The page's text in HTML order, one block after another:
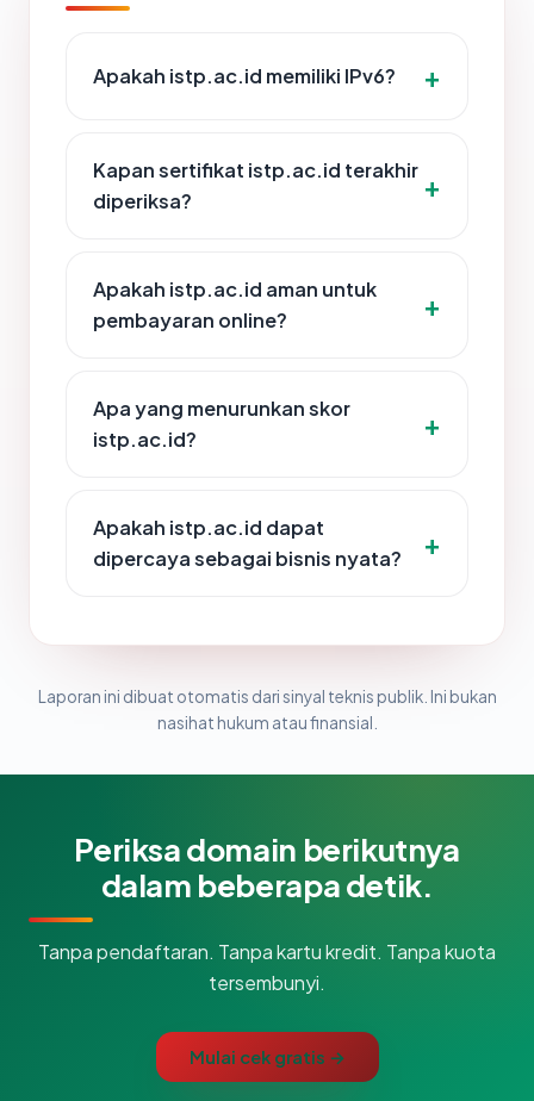
Apakah istp.ac.id memiliki IPv6?
Kapan sertifikat istp.ac.id terakhir
diperiksa?
Apakah istp.ac.id aman untuk
pembayaran online?
Apa yang menurunkan skor
istp.ac.id?
Apakah istp.ac.id dapat
dipercaya sebagai bisnis nyata?
Laporan ini dibuat otomatis dari sinyal teknis publik. Ini bukan
nasihat hukum atau finansial.
Periksa domain berikutnya
dalam beberapa detik.
Tanpa pendaftaran. Tanpa kartu kredit. Tanpa kuota
tersembunyi.
Mulai cek gratis →